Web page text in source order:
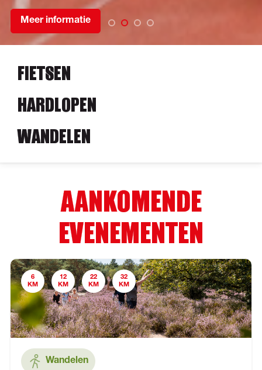
Meer informatie
FIETSEN
HARDLOPEN
WANDELEN
AANKOMENDE
EVENEMENTEN
6
KM
12
KM
22
KM
32
KM
Wandelen